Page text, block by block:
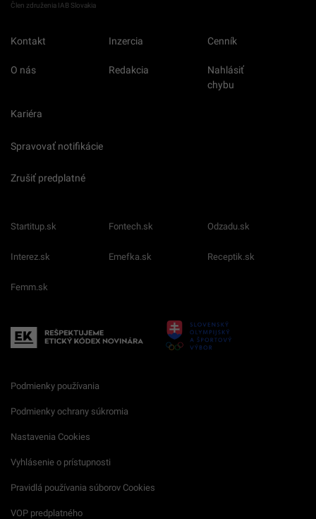
Člen združenia IAB Slovakia
Kontakt Inzercia Cenník
O nás Redakcia
Nahlásiť
chybu
Kariéra
Spravovať notifikácie
Zrušiť predplatné
Startitup.sk Fontech.sk Odzadu.sk
Interez.sk Emefka.sk Receptik.sk
Femm.sk
Podmienky používania
Podmienky ochrany súkromia
Nastavenia Cookies
Vyhlásenie o prístupnosti
Pravidlá používania súborov Cookies
VOP predplatného